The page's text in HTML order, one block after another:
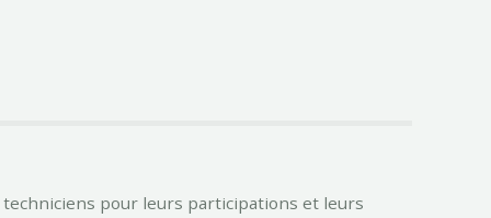
pour leurs participations et leurs